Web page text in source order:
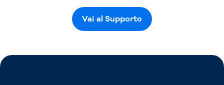
Vai al Supporto